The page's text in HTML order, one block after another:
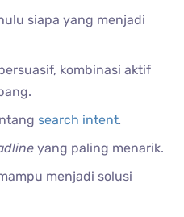
siapa yang menjadi
kombinasi aktif
search intent.
yang paling menarik.
menjadi solusi